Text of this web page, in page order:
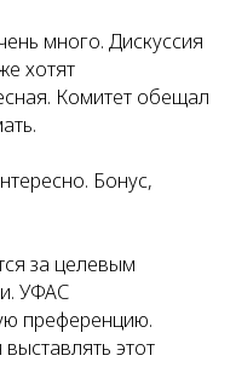
много. Дискуссия
хотят
Комитет обещал
Бонус,
за целевым
УФАС
преференцию.
этот